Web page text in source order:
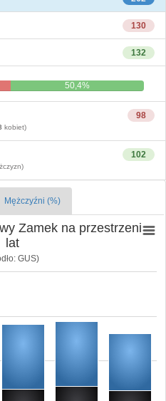
130
132
50,4%
98
kobiet)
102
Mężczyźni (%)
Zamek na przestrzeni
lat
GUS)